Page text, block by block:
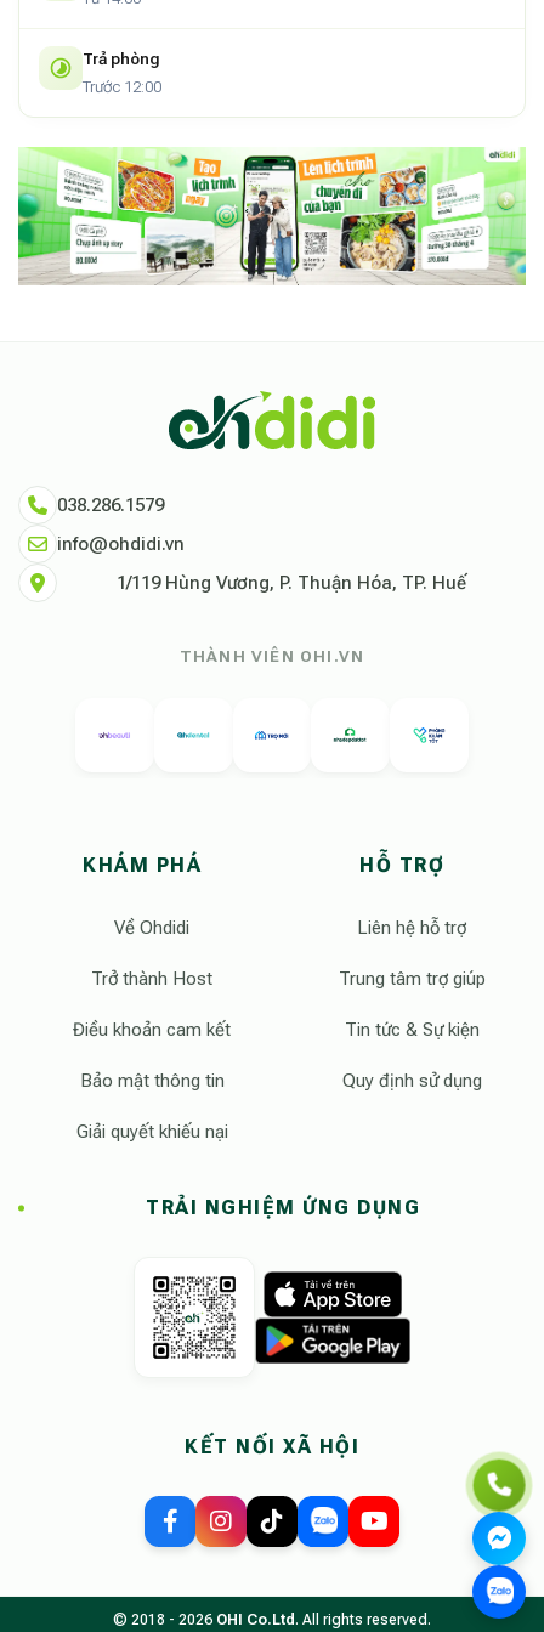
trải nghiệm trở nên nhẹ nhàng và dễ chịu hơn.
Ky Vien Home – Bungalow Cozy
những ai đang tìm một chốn nghỉ bình yên, nơi có thể tạm
gác lại mọi bộn bề để thư giãn đúng nghĩa. Một không gian
nhỏ, ấm áp và tĩnh lặng, đủ để kỳ nghỉ trở thành khoảng thời
gian chữa lành theo cách rất riêng.
Trả phòng
Trước 12:00
038.286.1579
info@ohdidi.vn
1/119 Hùng Vương, P. Thuận Hóa, TP. Huế
THÀNH VIÊN OHI.VN
KHÁM PHÁ
Về Ohdidi
Trở thành Host
Điều khoản cam kết
Bảo mật thông tin
Giải quyết khiếu nại
HỖ TRỢ
Liên hệ hỗ trợ
Trung tâm trợ giúp
Tin tức & Sự kiện
Quy định sử dụng
TRẢI NGHIỆM ỨNG DỤNG
KẾT NỐI XÃ HỘI
© 2018 - 2026 OHI Co.Ltd. All rights reserved.